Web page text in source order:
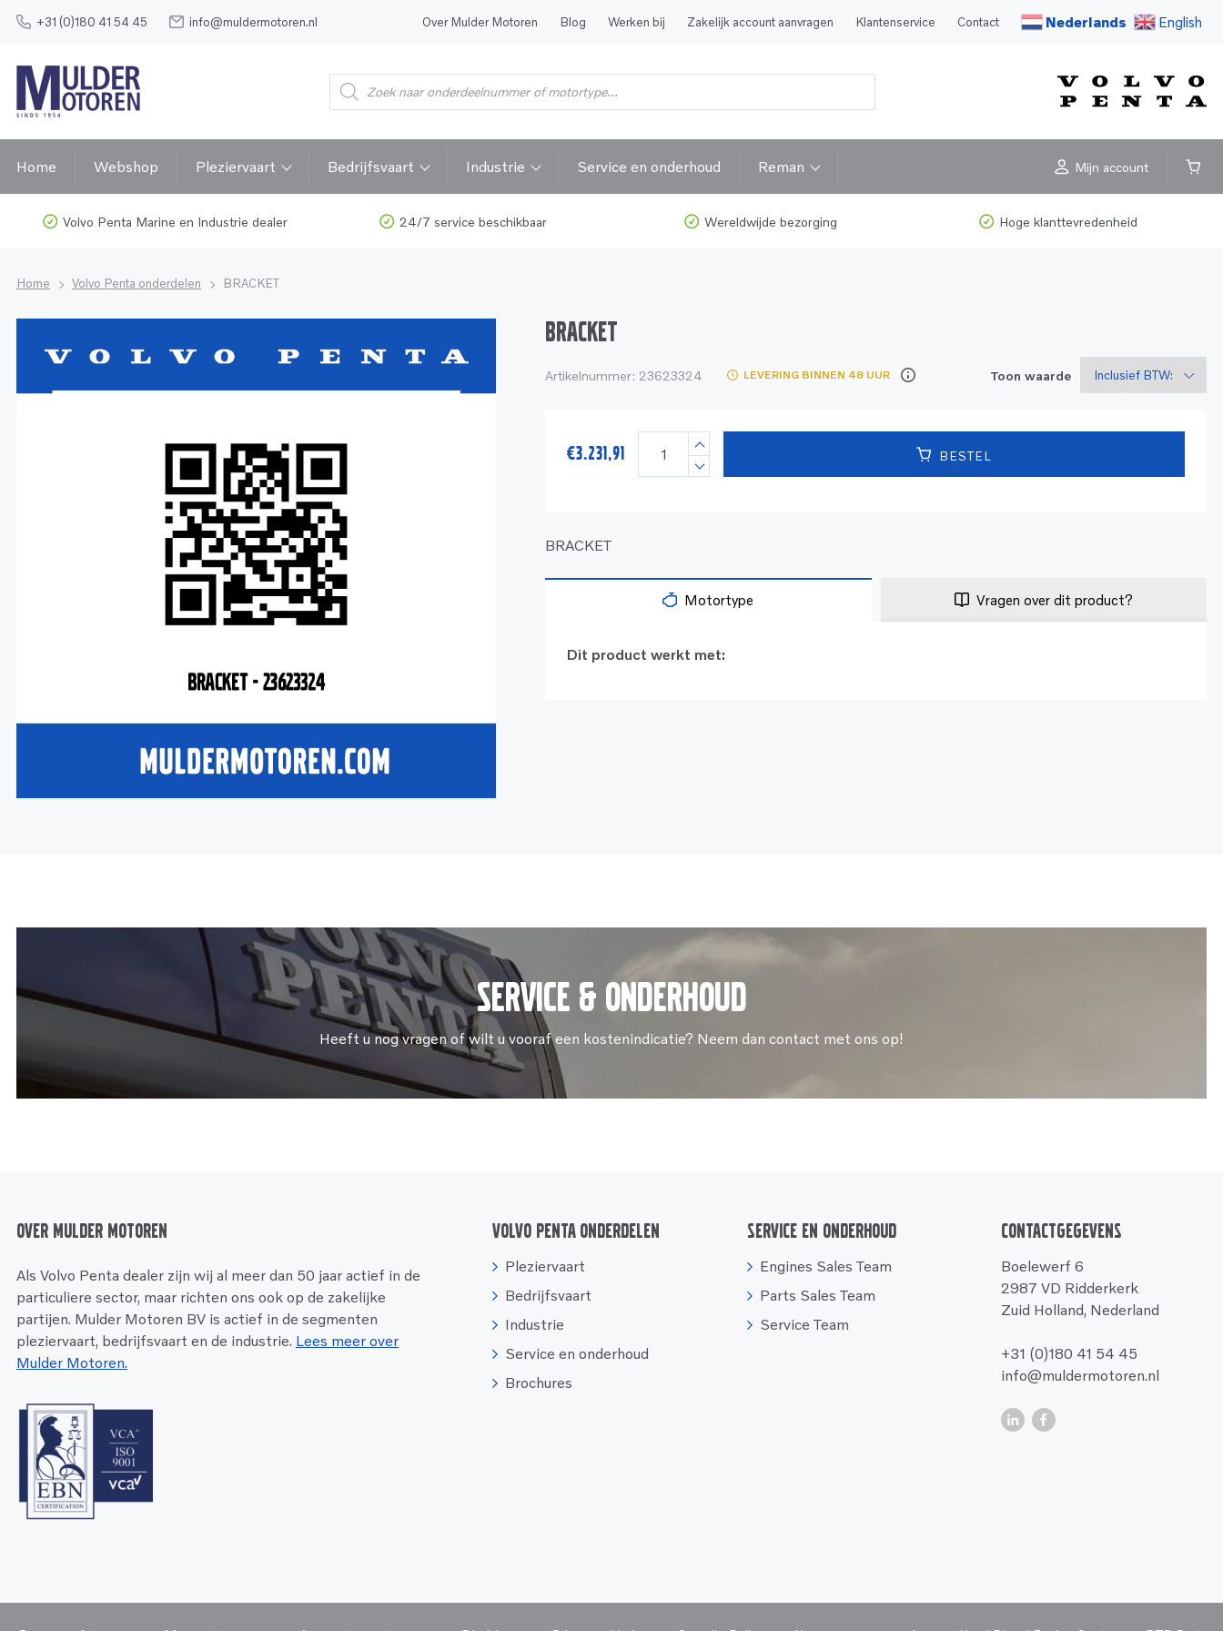
+31 (0)180 41 54 45 info@muldermotoren.nl Over Mulder Motoren Blog Werken bij Zakelijk account aanvragen Klantenservice Contact Nederlands English
Home Webshop Pleziervaart Bedrijfsvaart Industrie Service en onderhoud Reman Mijn account
Volvo Penta Marine en Industrie dealer 24/7 service beschikbaar Wereldwijde bezorging Hoge klanttevredenheid
Home Volvo Penta onderdelen BRACKET
BRACKET
Artikelnummer: 23623324 LEVERING BINNEN 48 UUR Toon waarde
€3.231,91 BESTEL
BRACKET
Motortype Vragen over dit product?
Dit product werkt met:
Service & onderhoud
Heeft u nog vragen of wilt u vooraf een kostenindicatie? Neem dan contact met ons op!
Over Mulder Motoren
Als Volvo Penta dealer zijn wij al meer dan 50 jaar actief in de
particuliere sector, maar richten ons ook op de zakelijke
partijen. Mulder Motoren BV is actief in de segmenten
pleziervaart, bedrijfsvaart en de industrie. Lees meer over
Mulder Motoren.
Volvo Penta onderdelen
Pleziervaart
Bedrijfsvaart
Industrie
Service en onderhoud
Brochures
Service en onderhoud
Engines Sales Team
Parts Sales Team
Service Team
Contactgegevens
Boelewerf 6
2987 VD Ridderkerk
Zuid Holland, Nederland
+31 (0)180 41 54 45
info@muldermotoren.nl